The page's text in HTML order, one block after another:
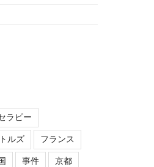
ラピー
ルズ フランス
事件 京都